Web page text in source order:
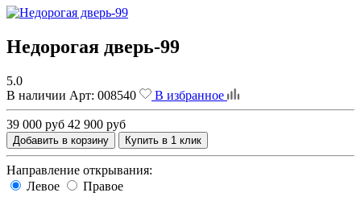
Недорогая дверь-99
5.0
В наличии Арт: 008540 В избранное
39 000 руб 42 900 руб
Добавить в корзину Купить в 1 клик
Направление открывания:
Левое
Правое